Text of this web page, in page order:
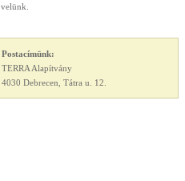
velünk.
Postacímünk:
TERRA Alapítvány
4030 Debrecen, Tátra u. 12.